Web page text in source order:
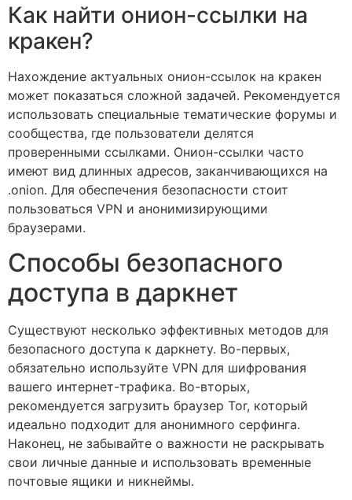
Как найти онион-ссылки на
кракен?
Нахождение актуальных онион-ссылок на кракен
может показаться сложной задачей. Рекомендуется
использовать специальные тематические форумы и
сообщества, где пользователи делятся
проверенными ссылками. Онион-ссылки часто
имеют вид длинных адресов, заканчивающихся на
.onion. Для обеспечения безопасности стоит
пользоваться VPN и анонимизирующими
браузерами.
Способы безопасного
доступа в даркнет
Существуют несколько эффективных методов для
безопасного доступа к даркнету. Во-первых,
обязательно используйте VPN для шифрования
вашего интернет-трафика. Во-вторых,
рекомендуется загрузить браузер Tor, который
идеально подходит для анонимного серфинга.
Наконец, не забывайте о важности не раскрывать
свои личные данные и использовать временные
почтовые ящики и никнеймы.